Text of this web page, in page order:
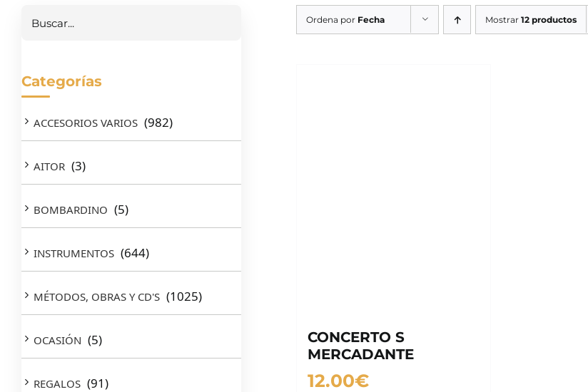
Ordena por Fecha Mostrar12 productos
CONCERTO S
MERCADANTE
12.00€
Categorías
ACCESORIOS VARIOS (982)
AITOR (3)
BOMBARDINO (5)
INSTRUMENTOS (644)
MÉTODOS, OBRAS Y CD'S (1025)
OCASIÓN (5)
REGALOS (91)